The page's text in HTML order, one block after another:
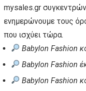
mysales.gr
ενημερώνουμε τους
που ισχύει τώρα.
Babylon Fashion
Babylon Fashion
Babylon Fashion